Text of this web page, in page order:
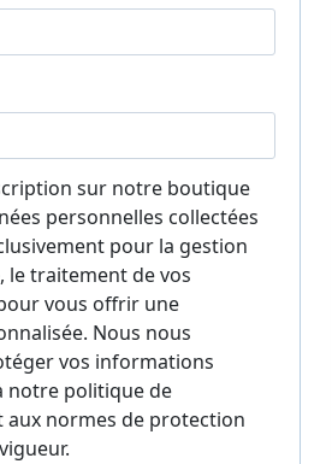
sur notre boutique
personnelles collectées
pour la gestion
le traitement de vos
vous offrir une
Nous nous
vos informations
notre politique de
normes de protection